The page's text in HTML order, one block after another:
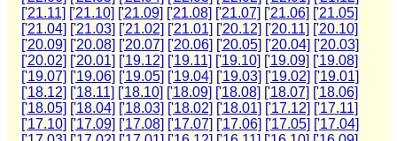
['21.11] ['21.10] ['21.09] ['21.08] ['21.07] ['21.06] ['21.05]
['21.04] ['21.03] ['21.02] ['21.01] ['20.12] ['20.11] ['20.10]
['20.09] ['20.08] ['20.07] ['20.06] ['20.05] ['20.04] ['20.03]
['20.02] ['20.01] ['19.12] ['19.11] ['19.10] ['19.09] ['19.08]
['19.07] ['19.06] ['19.05] ['19.04] ['19.03] ['19.02] ['19.01]
['18.12] ['18.11] ['18.10] ['18.09] ['18.08] ['18.07] ['18.06]
['18.05] ['18.04] ['18.03] ['18.02] ['18.01] ['17.12] ['17.11]
['17.10] ['17.09] ['17.08] ['17.07] ['17.06] ['17.05] ['17.04]